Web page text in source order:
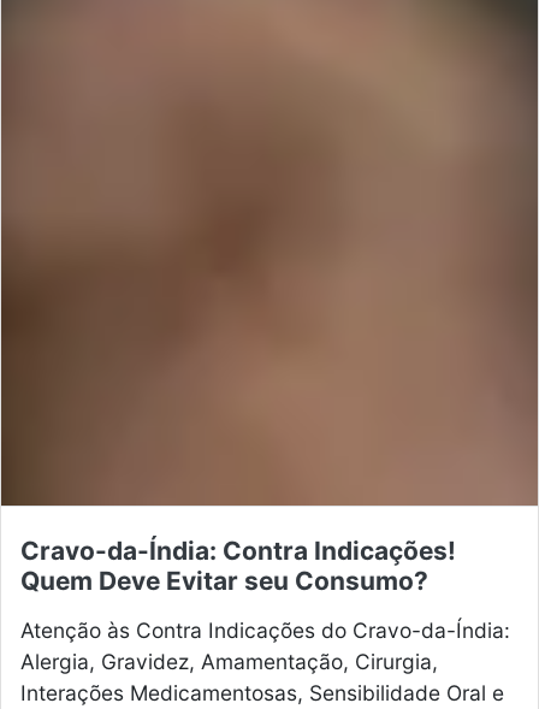
Cravo-da-Índia: Contra Indicações!
Quem Deve Evitar seu Consumo?
Atenção às Contra Indicações do Cravo-da-Índia:
Alergia, Gravidez, Amamentação, Cirurgia,
Interações Medicamentosas, Sensibilidade Oral e